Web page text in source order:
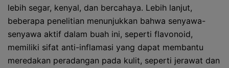
lebih segar, kenyal, dan bercahaya. Lebih lanjut,
beberapa penelitian menunjukkan bahwa senyawa-
senyawa aktif dalam buah ini, seperti flavonoid,
memiliki sifat anti-inflamasi yang dapat membantu
meredakan peradangan pada kulit, seperti jerawat dan